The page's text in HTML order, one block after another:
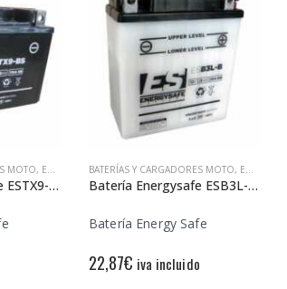
MOTO, ENERGY SAFE
Batería Energysafe ESTX9-BS Sin Mantenimiento
BATERÍAS Y CARGADORES MOTO, ENERGY SAFE
Batería Energysafe ESB3L-B Convencional
Batería Energy Safe
22,87€ iva incluido